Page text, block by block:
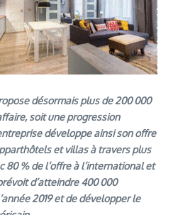
désormais plus de 200 000
soit une progression
développe ainsi son offre
et villas à travers plus
80 % de l’offre à l’international et
d’atteindre 400 000
2019 et de développer le